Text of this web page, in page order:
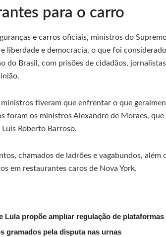
para o carro
e carros oficiais, ministros do
liberdade e democracia, o que foi
do Brasil, com prisões de cidadãos,
tiveram que enfrentar o que
foram os ministros Alexandre de Moraes, que
Roberto Barroso.
chamados de ladrões e vagabundos, além
em restaurantes caros de Nova York.
Lula propõe ampliar regulação de
gramados pela disputa nas urnas